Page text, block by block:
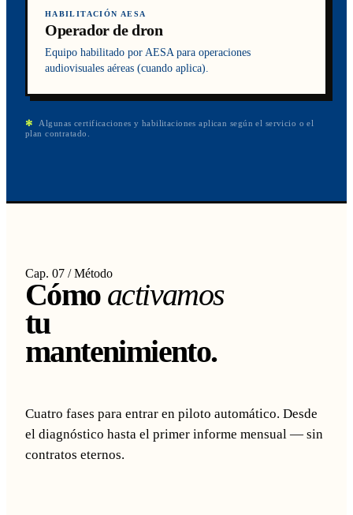
HABILITACIÓN AESA
Operador de dron
Equipo habilitado por AESA para operaciones
audiovisuales aéreas (cuando aplica).
✻
Algunas certificaciones y habilitaciones aplican según el servicio o el
plan contratado.
Cap. 07 / Método
Cómo activamos
tu
mantenimiento.
Cuatro fases para entrar en piloto automático. Desde
el diagnóstico hasta el primer informe mensual — sin
contratos eternos.